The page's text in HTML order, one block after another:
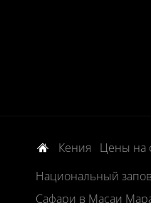
Кения
Цены на
Национальный
Сафари в Масаи